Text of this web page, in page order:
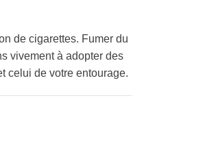
de cigarettes. Fumer du
vivement à adopter des
celui de votre entourage.